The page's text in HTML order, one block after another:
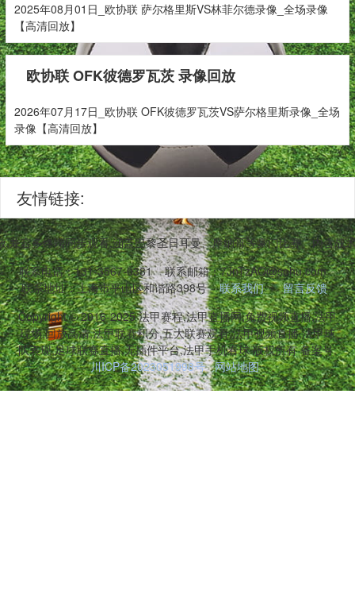
2025年08月01日_欧协联 萨尔格里斯VS林菲尔德录像_全场录像
【高清回放】
欧协联 OFK彼德罗瓦茨 录像回放
2026年07月17日_欧协联 OFK彼德罗瓦茨VS萨尔格里斯录像_全场
录像【高清回放】
友情链接:
容多终端同步观看,涵盖巴黎圣日耳曼、摩纳哥等豪门比赛。内含
联系电话：131-3567-0381
联系邮箱：7JnTzAQ@sohu.com
联系地址：上海市平山区和谐路398号
联系我们
留言反馈
Copyright © 2016-2025 法甲赛程,法甲直播网,免费视频直播,法甲
现场,回放高清,法甲联赛积分,五大联赛观看,法甲视频直播,法甲球
队表现,足球联赛直播,无插件平台,法甲手机看球 版权所有 备案号:
川ICP备2023051998号 网站地图